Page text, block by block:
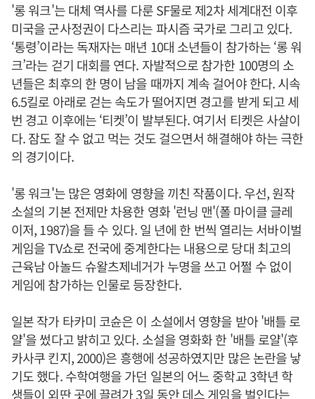
'롱 워크'는 대체 역사를 다룬 SF물로 제2차 세계대전 이후
미국을 군사정권이 다스리는 파시즘 국가로 그리고 있다.
‘통령’이라는 독재자는 매년 10대 소년들이 참가하는 ‘롱 워
크’라는 걷기 대회를 연다. 자발적으로 참가한 100명의 소
년들은 최후의 한 명이 남을 때까지 계속 걸어야 한다. 시속
6.5킬로 아래로 걷는 속도가 떨어지면 경고를 받게 되고 세
번 경고 이후에는 ‘티켓’이 발부된다. 여기서 티켓은 사살이
다. 잠도 잘 수 없고 먹는 것도 걸으면서 해결해야 하는 극한
의 경기이다.
'롱 워크'는 많은 영화에 영향을 끼친 작품이다. 우선, 원작
소설의 기본 전제만 차용한 영화 '런닝 맨'(폴 마이클 글레
이저, 1987)을 들 수 있다. 일 년에 한 번씩 열리는 서바이벌
게임을 TV쇼로 전국에 중계한다는 내용으로 당대 최고의
근육남 아놀드 슈왈츠제네거가 누명을 쓰고 어쩔 수 없이
게임에 참가하는 인물로 등장한다.
일본 작가 타카미 코슌은 이 소설에서 영향을 받아 '배틀 로
얄'을 썼다고 밝히고 있다. 소설을 영화화 한 '배틀 로얄'(후
카사쿠 킨지, 2000)은 흥행에 성공하였지만 많은 논란을 낳
기도 했다. 수학여행을 가던 일본의 어느 중학교 3학년 학
생들이 외딴 곳에 끌려가 3일 동안 데스 게임을 벌인다는